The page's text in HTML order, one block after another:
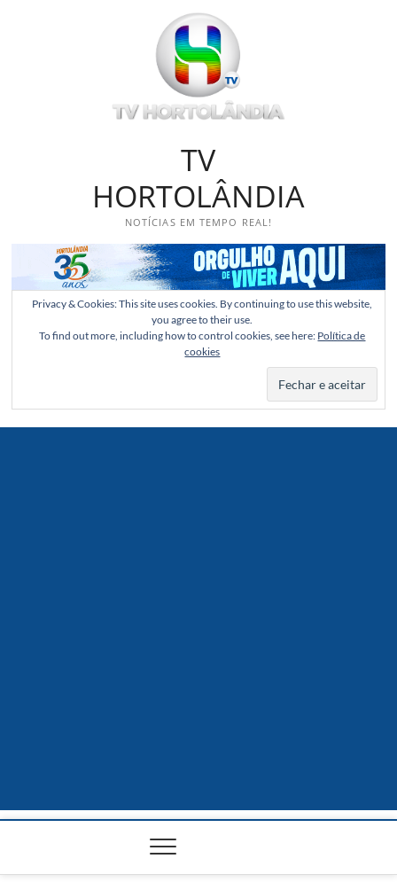
TV
HORTOLÂNDIA
NOTÍCIAS EM TEMPO REAL!
Privacy & Cookies: This site uses cookies. By continuing to use this website,
you agree to their use.
To find out more, including how to control cookies, see here: Política de
cookies